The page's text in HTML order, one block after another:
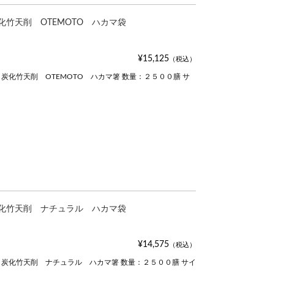
竹天削 OTEMOTO ハカマ袋
¥15,125 （税込）
炭化竹天削 OTEMOTO ハカマ箸 数量：２５００膳 サ
竹天削 ナチュラル ハカマ袋
¥14,575 （税込）
炭化竹天削 ナチュラル ハカマ箸 数量：２５００膳 サイ